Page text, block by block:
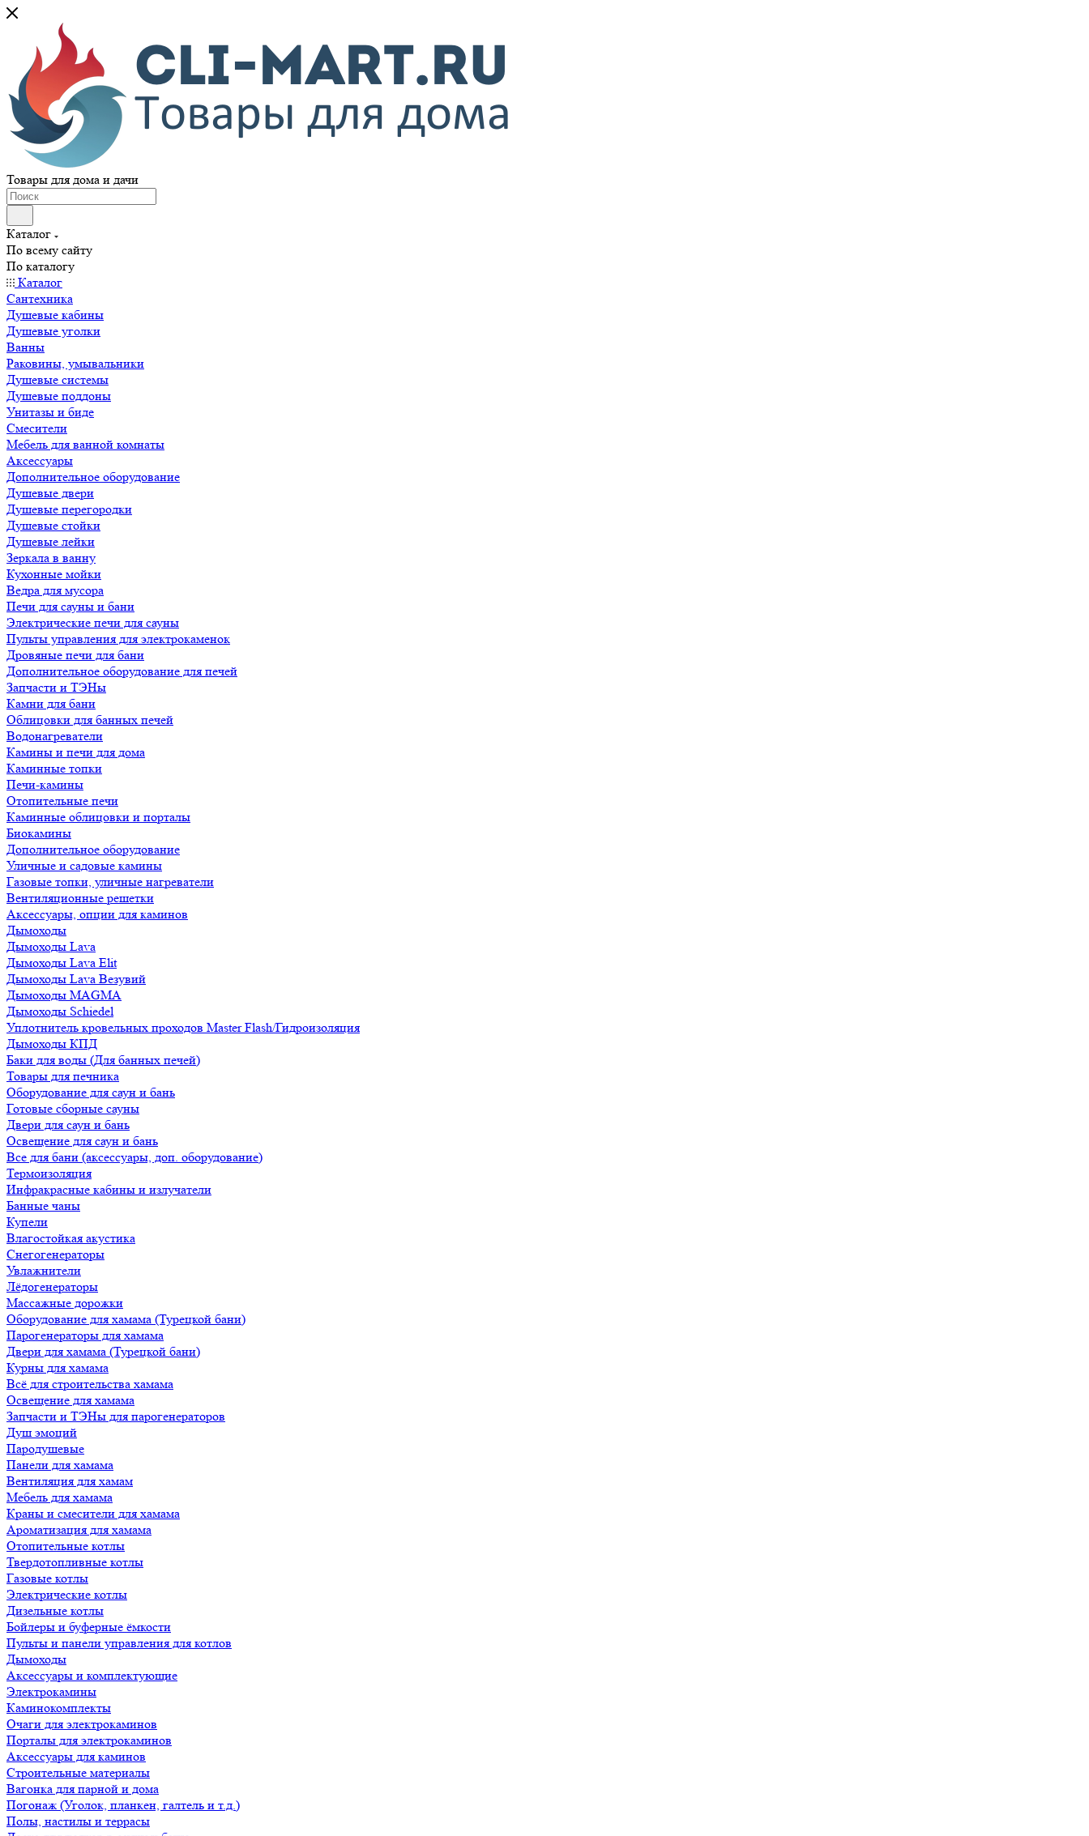
Товары для дома и дачи
Каталог
По всему сайту
По каталогу
Каталог
Сантехника
Душевые кабины
Душевые уголки
Ванны
Раковины, умывальники
Душевые системы
Душевые поддоны
Унитазы и биде
Смесители
Мебель для ванной комнаты
Аксессуары
Дополнительное оборудование
Душевые двери
Душевые перегородки
Душевые стойки
Душевые лейки
Зеркала в ванну
Кухонные мойки
Ведра для мусора
Печи для сауны и бани
Электрические печи для сауны
Пульты управления для электрокаменок
Дровяные печи для бани
Дополнительное оборудование для печей
Запчасти и ТЭНы
Камни для бани
Облицовки для банных печей
Водонагреватели
Камины и печи для дома
Каминные топки
Печи-камины
Отопительные печи
Каминные облицовки и порталы
Биокамины
Дополнительное оборудование
Уличные и садовые камины
Газовые топки, уличные нагреватели
Вентиляционные решетки
Аксессуары, опции для каминов
Дымоходы
Дымоходы Lava
Дымоходы Lava Elit
Дымоходы Lava Везувий
Дымоходы MAGMA
Дымоходы Schiedel
Уплотнитель кровельных проходов Master Flash/Гидроизоляция
Дымоходы КПД
Баки для воды (Для банных печей)
Товары для печника
Оборудование для саун и бань
Готовые сборные сауны
Двери для саун и бань
Освещение для саун и бань
Все для бани (аксессуары, доп. оборудование)
Термоизоляция
Инфракрасные кабины и излучатели
Банные чаны
Купели
Влагостойкая акустика
Снегогенераторы
Увлажнители
Лёдогенераторы
Массажные дорожки
Оборудование для хамама (Турецкой бани)
Парогенераторы для хамама
Двери для хамама (Турецкой бани)
Курны для хамама
Всё для строительства хамама
Освещение для хамама
Запчасти и ТЭНы для парогенераторов
Душ эмоций
Пародушевые
Панели для хамама
Вентиляция для хамам
Мебель для хамама
Краны и смесители для хамама
Ароматизация для хамама
Отопительные котлы
Твердотопливные котлы
Газовые котлы
Электрические котлы
Дизельные котлы
Бойлеры и буферные ёмкости
Пульты и панели управления для котлов
Дымоходы
Аксессуары и комплектующие
Электрокамины
Каминокомплекты
Очаги для электрокаминов
Порталы для электрокаминов
Аксессуары для каминов
Строительные материалы
Вагонка для парной и дома
Погонаж (Уголок, планкен, галтель и т.д.)
Полы, настилы и террасы